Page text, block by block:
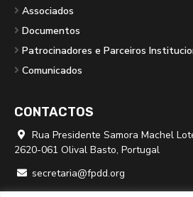
Associados
Documentos
Patrocinadores e Parceiros
Comunicados
CONTACTOS

Rua Presidente Samora Machel
2620-061 Olival Basto, Portugal
 secretaria@fpdd.org